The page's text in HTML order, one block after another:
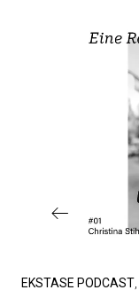
Vorheriger
EKSTASE PODCAST